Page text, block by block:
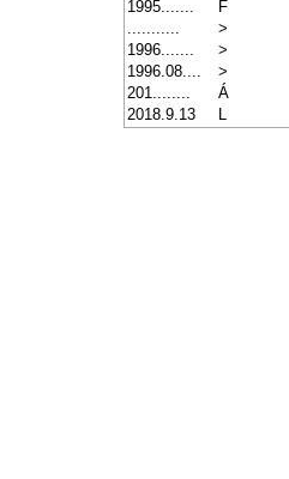
1995.......
F
...........
>
1996.......
>
1996.08....
>
201........
Á
2018.9.13
L